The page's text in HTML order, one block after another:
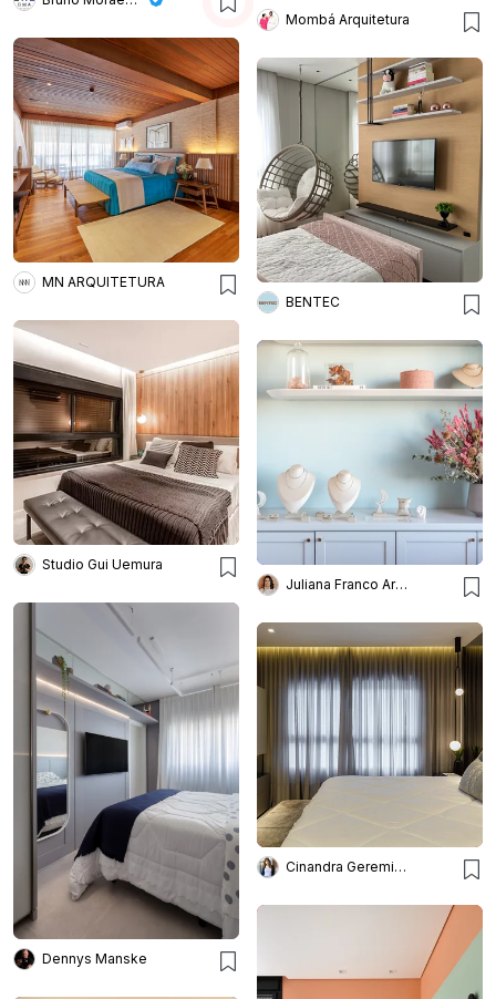
Mombá Arquitetura
MN ARQUITETURA
BENTEC
Studio Gui Uemura
Juliana Franco Arquitetura e Interiores
Dennys Manske
Cinandra Geremia Arquitetura